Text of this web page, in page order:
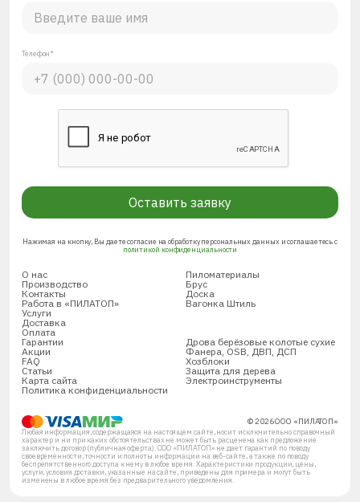
Телефон*
Оставить заявку
Нажимая на кнопку, Вы даете согласие на обработку персональных данных и соглашаетесь с
политикой конфиденциальности
О нас
Производство
Контакты
Работа в «ПИЛАТОП»
Услуги
Доставка
Оплата
Гарантии
Акции
FAQ
Статьи
Карта сайта
Политика конфиденциальности
Пиломатериалы
Брус
Доска
Вагонка Штиль
Дрова берёзовые колотые сухие
Фанера, OSB, ДВП, ДСП
Хозблоки
Защита для дерева
Электроинструменты
© 2026 ООО «ПИЛАТОП»
Любая информация, содержащаяся на настоящем сайте, носит исключительно справочный
характер и ни при каких обстоятельствах не может быть расценена как предложение
заключить договор (публичная оферта). ООО «ПИЛАТОП» не дает гарантий по поводу
своевременности, точности и полноты информации на веб-сайте, а также по поводу
беспрепятственного доступа к нему в любое время. Характеристики продукции, цены,
услуги, условия доставки, указанные на сайте, приведены для примера и могут быть
изменены в любое время без предварительного уведомления.